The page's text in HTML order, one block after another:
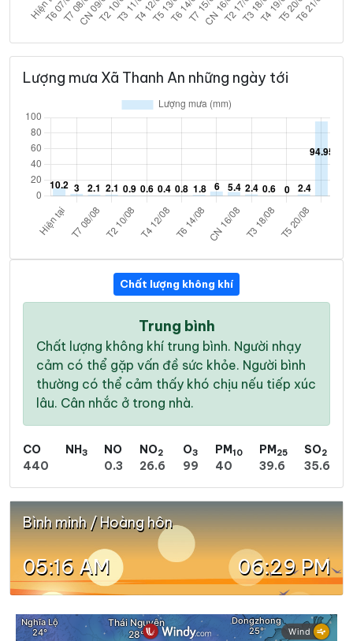
Lượng mưa Xã Thanh An những ngày tới
Chất lượng không khí
Trung bình
Chất lượng không khí trung bình. Người nhạy
cảm có thể gặp vấn đề sức khỏe. Người bình
thường có thể cảm thấy khó chịu nếu tiếp xúc
lâu. Cân nhắc ở trong nhà.
CO
440
NH3
NO
0.3
NO2
26.6
O3
99
PM10
40
PM25
39.6
SO2
35.6
Bình minh / Hoàng hôn
05:16 AM 06:29 PM